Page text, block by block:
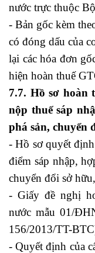
nước trực thuộc
- Bản gốc kèm
có đóng dấu của
lại các hóa đơn
hiện hoàn thuế
7.7. Hồ sơ hoàn
nộp thuế sáp
phá sản, chuyển
- Hồ sơ quyết
điểm sáp nhập,
chuyển đổi sở
- Giấy đề nghị
nước mẫu 01/
156/2013/TT-
- Quyết định của